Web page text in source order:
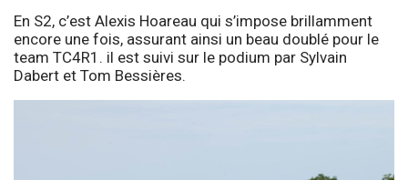
En S2, c’est Alexis Hoareau qui s’impose brillamment
encore une fois, assurant ainsi un beau doublé pour le
team TC4R1. il est suivi sur le podium par Sylvain
Dabert et Tom Bessières.